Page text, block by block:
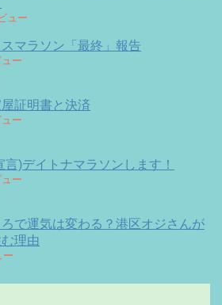
ュー
マラソン「最終」報告
ー
証明書と決済
ー
言)デイトナマラソンします！
ー
で運気は変わる？港区オジさんが
理由
ー